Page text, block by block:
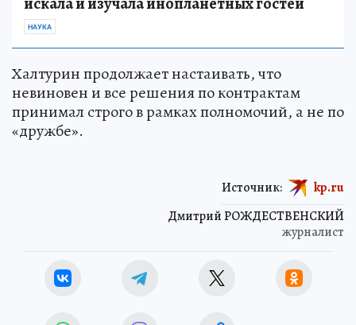
НАУКА
Халтурин продолжает настаивать, что
невиновен и все решения по контрактам
принимал строго в рамках полномочий, а не по
«дружбе».
Дмитрий РОЖДЕСТВЕНСКИЙ
журналист
Источник: kp.ru